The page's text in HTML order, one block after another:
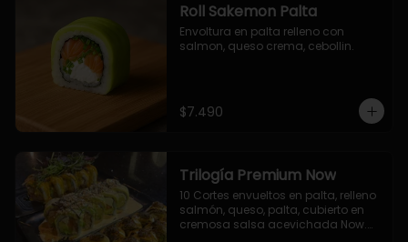
Roll Sakemon Palta
Envoltura en palta relleno con
salmon, queso crema, cebollin.
$7.490
Trilogía Premium Now
10 Cortes envueltos en palta, relleno
salmón, queso, palta, cubierto en
cremosa salsa acevichada Now.